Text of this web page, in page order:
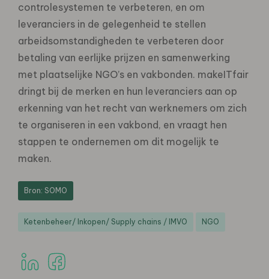
controlesystemen te verbeteren, en om
leveranciers in de gelegenheid te stellen
arbeidsomstandigheden te verbeteren door
betaling van eerlijke prijzen en samenwerking
met plaatselijke NGO’s en vakbonden. makeITfair
dringt bij de merken en hun leveranciers aan op
erkenning van het recht van werknemers om zich
te organiseren in een vakbond, en vraagt hen
stappen te ondernemen om dit mogelijk te
maken.
Bron: SOMO
Ketenbeheer/ Inkopen/ Supply chains / IMVO NGO